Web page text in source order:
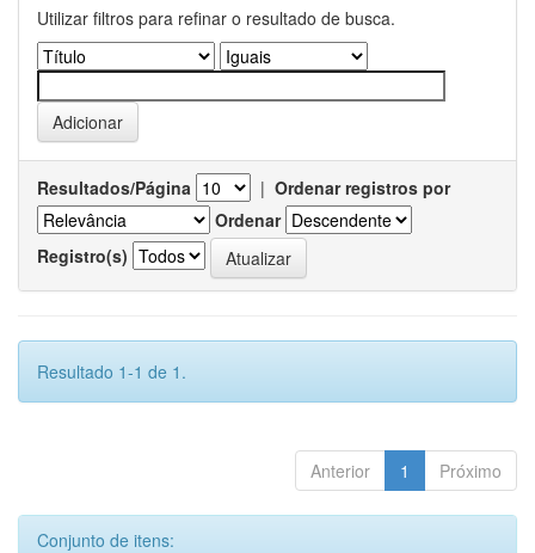
Utilizar filtros para refinar o resultado de busca.
Resultados/Página | Ordenar registros por
Ordenar
Registro(s)
Resultado 1-1 de 1.
Anterior 1 Próximo
Conjunto de itens: